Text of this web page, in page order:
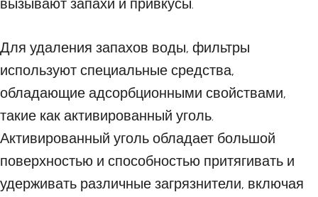
вызывают запахи и привкусы.
Для удаления запахов воды, фильтры
используют специальные средства,
обладающие адсорбционными свойствами,
такие как активированный уголь.
Активированный уголь обладает большой
поверхностью и способностью притягивать и
удерживать различные загрязнители, включая